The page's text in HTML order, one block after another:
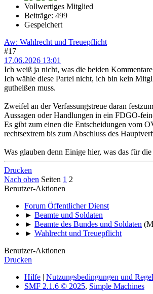
Vollwertiges Mitglied
Beiträge: 499
Gespeichert
Aw: Wahlrecht und Treuepflicht
#17
17.06.2026 13:01
Ich weiß ja nicht, was die beiden
Ich wähle diese Partei nicht, ich bin kein
gutheißen muss.
Zweifel an der Verfassungstreue daran
Aussagen oder Handlungen in ein FDGO-
Es gibt zum einen die Entscheidungen vom
rechtsextrem bis zum Abschluss des
Was glauben denn Einige hier, was das für
Drucken
Nach oben Seiten 1 2
Benutzer-Aktionen
Forum Öffentlicher Dienst
► Beamte und Soldaten
► Beamte des Bundes und Soldaten
► Wahlrecht und Treuepflicht
Benutzer-Aktionen
Drucken
Hilfe | Nutzungsbedingungen und
SMF 2.1.6 © 2025, Simple Machines